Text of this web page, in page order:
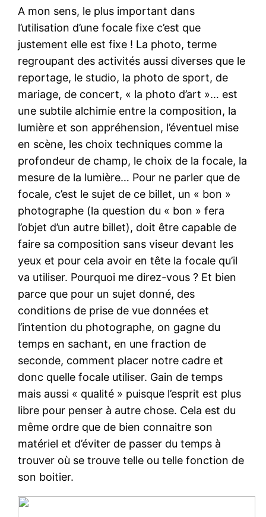
A mon sens, le plus important dans
l’utilisation d’une focale fixe c’est que
justement elle est fixe ! La photo, terme
regroupant des activités aussi diverses que le
reportage, le studio, la photo de sport, de
mariage, de concert, « la photo d’art »… est
une subtile alchimie entre la composition, la
lumière et son appréhension, l’éventuel mise
en scène, les choix techniques comme la
profondeur de champ, le choix de la focale, la
mesure de la lumière… Pour ne parler que de
focale, c’est le sujet de ce billet, un « bon »
photographe (la question du « bon » fera
l’objet d’un autre billet), doit être capable de
faire sa composition sans viseur devant les
yeux et pour cela avoir en tête la focale qu’il
va utiliser. Pourquoi me direz-vous ? Et bien
parce que pour un sujet donné, des
conditions de prise de vue données et
l’intention du photographe, on gagne du
temps en sachant, en une fraction de
seconde, comment placer notre cadre et
donc quelle focale utiliser. Gain de temps
mais aussi « qualité » puisque l’esprit est plus
libre pour penser à autre chose. Cela est du
même ordre que de bien connaitre son
matériel et d’éviter de passer du temps à
trouver où se trouve telle ou telle fonction de
son boitier.